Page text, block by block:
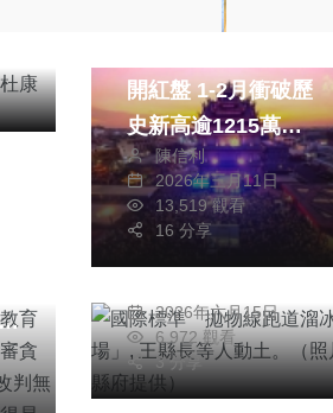
開紅盤 1-2月衝破歷
史新高逾1215萬觀
光人次！
陳信利
2026年三月11日
13,519 觀看
16 分享
社會 綜合新聞
健康 文教
國際標準「拋物線跑
道溜冰場」, 王縣長
2026年六月15日
6,972 觀看
3 分享